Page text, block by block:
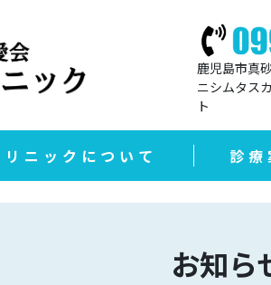
鹿児島市真
ニシムタス
ト
リニックについて 診療
お知ら